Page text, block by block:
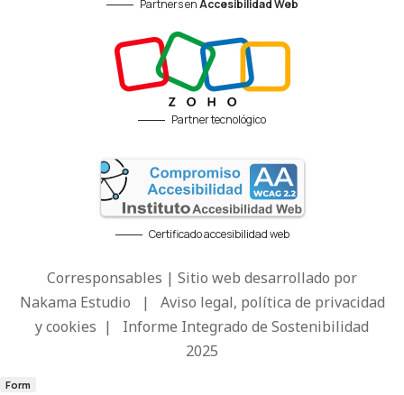
Partners enAccesibilidad Web
Partner tecnológico
Certificado accesibilidad web
Corresponsables | Sitio web desarrollado por
Nakama Estudio | Aviso legal, política de privacidad
y cookies | Informe Integrado de Sostenibilidad
2025
Form